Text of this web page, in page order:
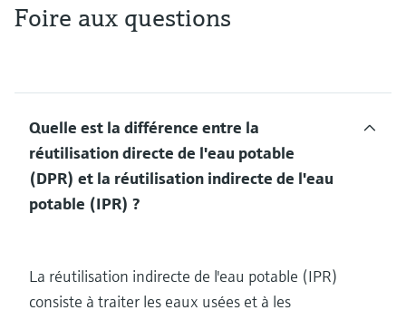
Foire aux questions
Quelle est la différence entre la
réutilisation directe de l'eau potable
(DPR) et la réutilisation indirecte de l'eau
potable (IPR) ?
La réutilisation indirecte de l'eau potable (IPR)
consiste à traiter les eaux usées et à les